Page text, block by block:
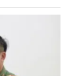
Thiếu tướng,
đốc Học viện